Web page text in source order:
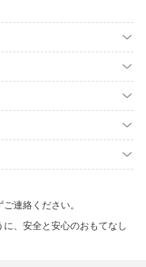
連絡ください。
、安全と安心のおもてなし